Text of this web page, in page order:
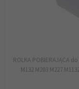
ROLKA POBIERAJĄCA
M132 M203 M227